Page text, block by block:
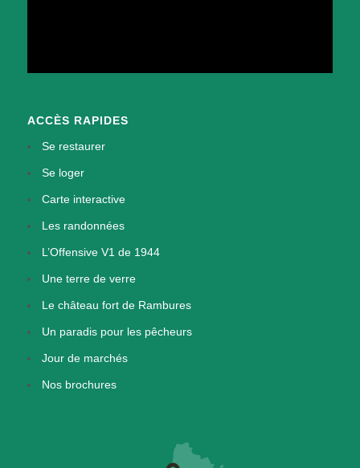
ACCÈS RAPIDES
Se restaurer
Se loger
Carte interactive
Les randonnées
L’Offensive V1 de 1944
Une terre de verre
Le château fort de Rambures
Un paradis pour les pêcheurs
Jour de marchés
Nos brochures